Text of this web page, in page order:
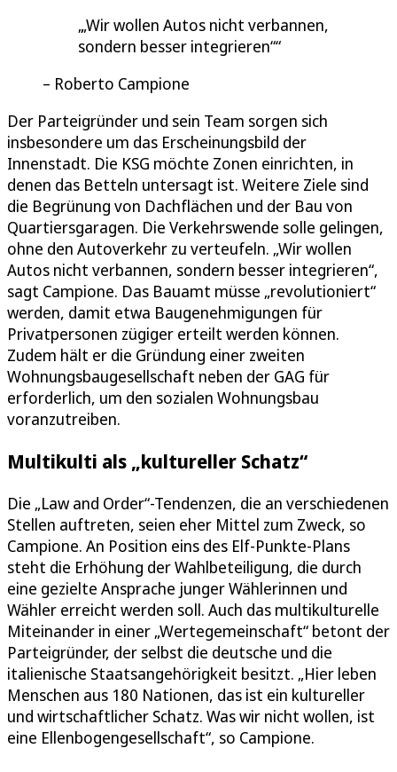
„Wir wollen Autos nicht verbannen,
sondern besser integrieren“
Roberto Campione
Der Parteigründer und sein Team sorgen sich
insbesondere um das Erscheinungsbild der
Innenstadt. Die KSG möchte Zonen einrichten, in
denen das Betteln untersagt ist. Weitere Ziele sind
die Begrünung von Dachflächen und der Bau von
Quartiersgaragen. Die Verkehrswende solle gelingen,
ohne den Autoverkehr zu verteufeln. „Wir wollen
Autos nicht verbannen, sondern besser integrieren“,
sagt Campione. Das Bauamt müsse „revolutioniert“
werden, damit etwa Baugenehmigungen für
Privatpersonen zügiger erteilt werden können.
Zudem hält er die Gründung einer zweiten
Wohnungsbaugesellschaft neben der GAG für
erforderlich, um den sozialen Wohnungsbau
voranzutreiben.
Multikulti als „kultureller Schatz“
Die „Law and Order“-Tendenzen, die an verschiedenen
Stellen auftreten, seien eher Mittel zum Zweck, so
Campione. An Position eins des Elf-Punkte-Plans
steht die Erhöhung der Wahlbeteiligung, die durch
eine gezielte Ansprache junger Wählerinnen und
Wähler erreicht werden soll. Auch das multikulturelle
Miteinander in einer „Wertegemeinschaft“ betont der
Parteigründer, der selbst die deutsche und die
italienische Staatsangehörigkeit besitzt. „Hier leben
Menschen aus 180 Nationen, das ist ein kultureller
und wirtschaftlicher Schatz. Was wir nicht wollen, ist
eine Ellenbogengesellschaft“, so Campione.